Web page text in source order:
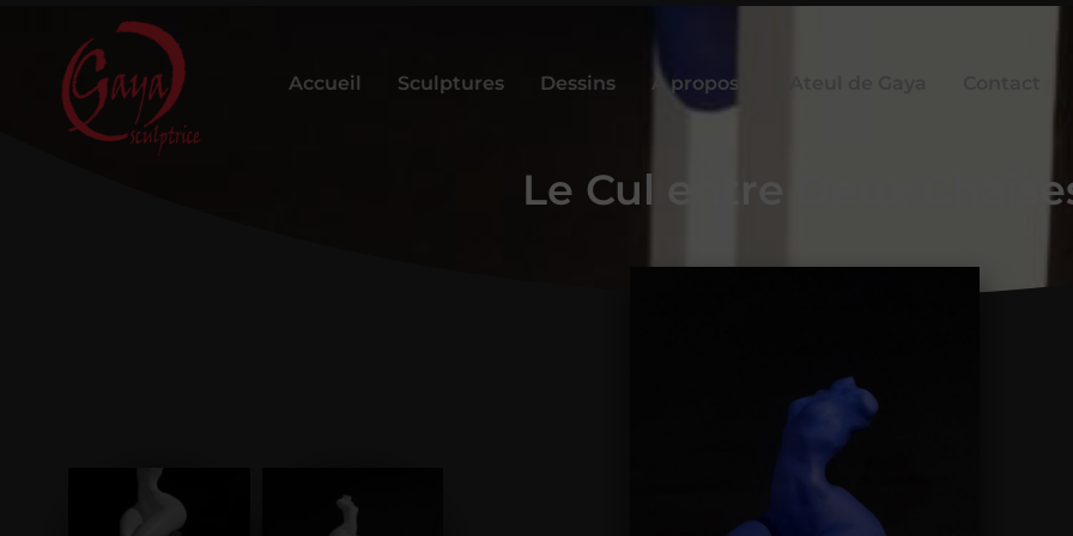
Accueil Sculptures Dessins À propos
Le Cul entre Deux